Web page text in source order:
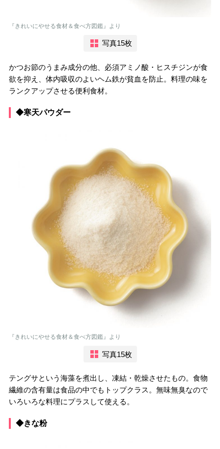
『きれいにやせる食材＆食べ方図鑑』より
写真15枚
かつお節のうまみ成分の他、必須アミノ酸・ヒスチジンが食
欲を抑え、体内吸収のよいヘム鉄が貧血を防止。料理の味を
ランクアップさせる便利食材。
◆寒天パウダー
『きれいにやせる食材＆食べ方図鑑』より
写真15枚
テングサという海藻を煮出し、凍結・乾燥させたもの。食物
繊維の含有量は食品の中でもトップクラス。無味無臭なので
いろいろな料理にプラスして使える。
◆きな粉